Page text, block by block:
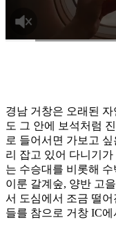
경남 거창은 오래된
도 그 안에 보석처럼
로 들어서면 가보고
리 잡고 있어 다니기
는 수승대를 비롯해
이룬 갈계숲, 양반 고
서 도심에서 조금 떨
들를 참으로 거창 IC